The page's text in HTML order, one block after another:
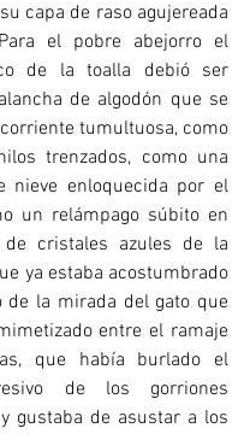
capa de raso agujereada
el pobre abejorro el
de la toalla debió ser
de algodón que se
tumultuosa, como
trenzados, como una
nieve enloquecida por el
un relámpago súbito en
de cristales azules de la
ya estaba acostumbrado
de la mirada del gato que
entre el ramaje
que había burlado el
de los gorriones
gustaba de asustar a los